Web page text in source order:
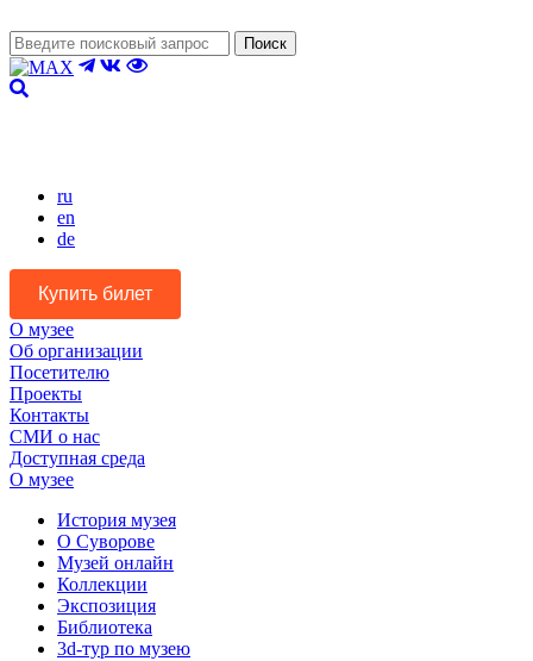
Поиск
ru
en
de
Купить билет
О музее
Об организации
Посетителю
Проекты
Контакты
СМИ о нас
Доступная среда
О музее
История музея
О Суворове
Музей онлайн
Коллекции
Экспозиция
Библиотека
3d-тур по музею